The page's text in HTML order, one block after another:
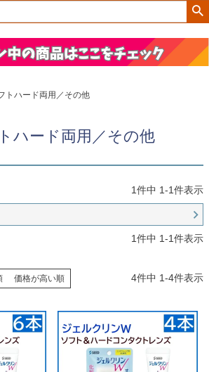
トハード両用／その他
ハード両用／その他
1件中 1-1件表示
1件中 1-1件表示
価格が高い順 4件中 1-4件表示